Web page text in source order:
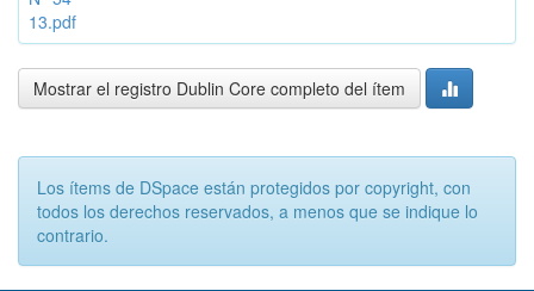
13.pdf
Mostrar el registro Dublin Core completo del ítem
Los ítems de DSpace están protegidos por copyright, con
todos los derechos reservados, a menos que se indique lo
contrario.